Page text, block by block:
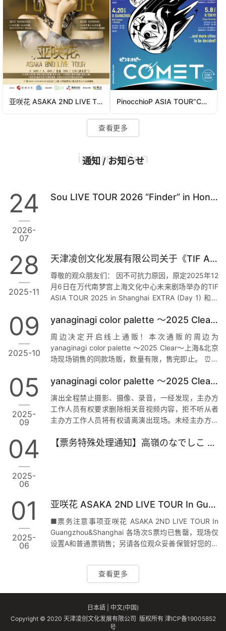
亚咲花 ASAKA 2ND LIVE TOUR In Guangzhou&Shanghai PinocchioP ASIA TOUR“COMET”上海＆广州站
查看更多
通知 / お知らせ
information
24
2026-
07
Sou LIVE TOUR 2026 “Finder” in Hong Kong 注意事项及恶劣天气安排
28
2025-11
天津凌创文化发展有限公司关于《TIF ASIA TOUR 2025 in Shanghai EXTRA》活动取消的告知
尊敬的观众朋友们： 因不可抗力原因，原定2025年12
月6日在万代南梦宫上海文化中心未来剧场举办的TIF
ASIA TOUR 2025 in Shanghai EXTRA (Day 1) 和原
的TIF ASIA TOUR 2025 in Shanghai EXTRA (Day 2)
何操作，主办方已通知票务平台启动退票工作；票务
平台会将您的购票款项原路退还至您的支付账户。如
有疑问…
09
2025-10
yanaginagi color palette 〜2025 Clear〜官方周边通贩信息
周边决定开启线上通贩！本次通贩的周边为
yanaginagi color palette 〜2025 Clear〜上海&北京
场现场销售的同款场贩，数量有限，售完即止。 ⏰通
https://item.taobao.com/item.htm?
05
2025-
09
yanaginagi color palette 〜2025 Clear〜上海&北京场注意事项
演出全程禁止摄影、摄像、录音，一经发现，主办方
工作人员有权要求删除相关音视频内容，拒不听从者
主办方工作人员将有权请离演出现场。未经主办方书
场（包括但不限于相机、摄像机、运动相机、录音笔
销售，若您需要使用支付宝或微信支付…
04
2025-
06
【票务特殊处理通知】高嶺のなでしこ LIVE AROUND 2025 – Spring Ride – in Guangzhou&Shanghai
01
2025-
06
亚咲花 ASAKA 2ND LIVE TOUR In Guangzhou&Shanghai 注意事项
■票务注意事项亚咲花 ASAKA 2ND LIVE TOUR In
Guangzhou&Shanghai 各场次S票均已售罄，现场仅
设置A和普通票销售；另请各位观众妥善保管好您的验
必仔细甄别，以免造成不必要的损失。 各场次均为站
席观演，现场根据票务平台显示的“入场序号”顺序整队
场。 ■入场注意事项 为预防现场可能出现的长时间排
队情况，根据各场地管理…
查看更多
日本語
中文(中国)
Copyright © 2020 天津凌创文化发展有限公司 版权所有 津ICP备19005852
号